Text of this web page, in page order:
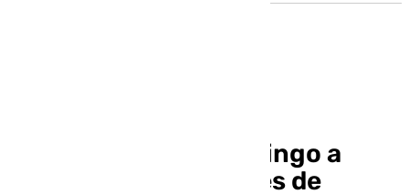
procesiona este domingo a
mediodía por las calles de